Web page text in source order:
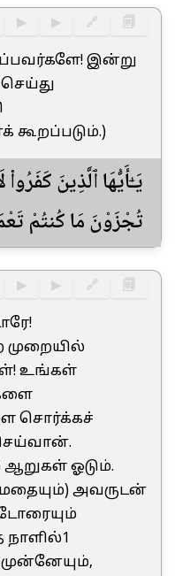
▶ ▶ 🔗 🗐
இன்று
கூறப்படும்.)
يَـٰٓأَيُّهَا ٱلَّذِينَ كَفَرُوا۟
تُجْزَوْنَ مَا كُنتُمْ
▶ ▶ 🔗 🗐
உங்கள்
சொர்க்கச்
ஓடும்.
அவருடன்